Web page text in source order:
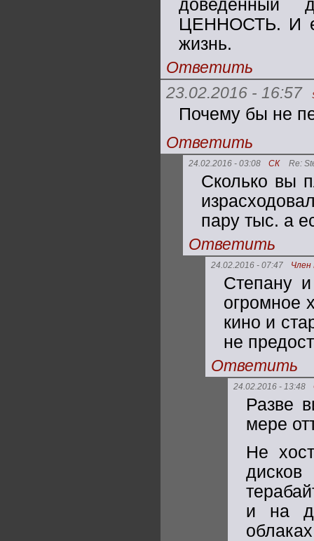
ЦЕННОСТЬ. И
жизнь.
Ответить
23.02.2016 - 16:57
Почему бы не
Ответить
24.02.2016 - 03:08 СК Re:
Сколько вы
пару тыс. а
Ответить
24.02.2016 - 07:47 Член
Степану
огромное
кино и
не
Ответить
24.02.2016 - 13:48
Разве
мере
Не
и на